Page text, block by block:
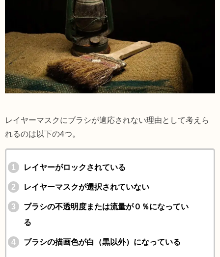
レイヤーマスクにブラシが適応されない理由として考えら
れるのは以下の4つ。
レイヤーがロックされている
レイヤーマスクが選択されていない
ブラシの不透明度または流量が０％になってい
る
ブラシの描画色が白（黒以外）になっている